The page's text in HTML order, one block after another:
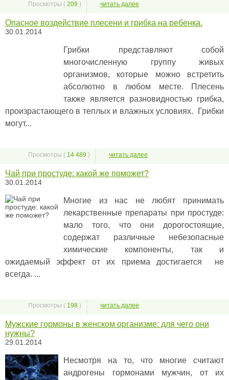
Просмотры ( 209 ) читать далее
Опасное воздействие плесени и грибка на ребенка.
30.01.2014
Грибки представляют собой
многочисленную группу живых
организмов, которые можно встретить
абсолютно в любом месте. Плесень
также является разновидностью грибка,
произрастающего в теплых и влажных условиях. Грибки
могут...
Просмотры ( 14 489 ) читать далее
Чай при простуде: какой же поможет?
30.01.2014
Многие из нас не любят принимать
лекарственные препараты при простуде:
мало того, что они дорогостоящие,
содержат различные небезопасные
химические компоненты, так и
ожидаемый эффект от их приема достигается не
всегда. ...
Просмотры ( 198 ) читать далее
Мужские гормоны в женском организме: для чего они
нужны?
29.01.2014
Несмотря на то, что многие считают
андрогены гормонами мужчин, от их